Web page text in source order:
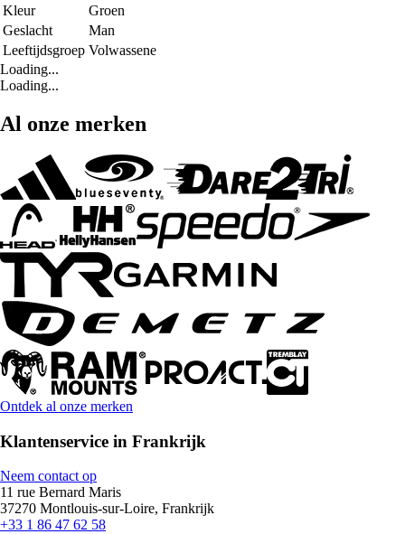
Kleur
Groen
Geslacht
Man
Leeftijdsgroep Volwassene
Loading...
Loading...
Al onze merken
Ontdek al onze merken
Klantenservice in Frankrijk
Neem contact op
11 rue Bernard Maris
37270 Montlouis-sur-Loire, Frankrijk
+33 1 86 47 62 58